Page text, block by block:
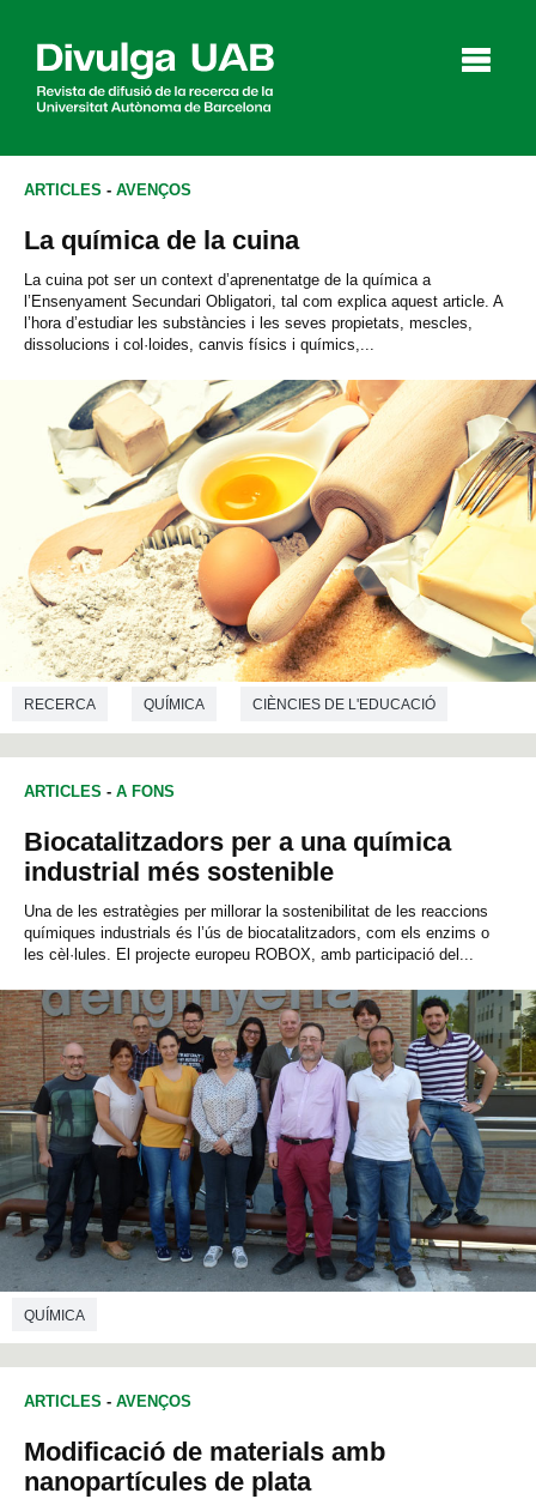
Articles
English Español
CERCAR
ARTICLES - AVENÇOS
La química de la cuina
La cuina pot ser un context d’aprenentatge de la química a
l’Ensenyament Secundari Obligatori, tal com explica aquest article. A
l’hora d’estudiar les substàncies i les seves propietats, mescles,
dissolucions i col·loides, canvis físics i químics,...
RECERCA QUÍMICA CIÈNCIES DE L'EDUCACIÓ
ARTICLES - A FONS
Biocatalitzadors per a una química
industrial més sostenible
Una de les estratègies per millorar la sostenibilitat de les reaccions
químiques industrials és l’ús de biocatalitzadors, com els enzims o
les cèl·lules. El projecte europeu ROBOX, amb participació del...
QUÍMICA
ARTICLES - AVENÇOS
Modificació de materials amb
nanopartícules de plata